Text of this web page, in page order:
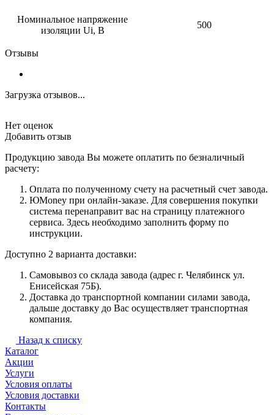
Номинальное напряжение
изоляции Ui, В
500
Отзывы
Загрузка отзывов...
Нет оценок
Добавить отзыв
Продукцию завода Вы можете оплатить по безналичный
расчету:
Оплата по полученному счету на расчетный счет завода.
ЮMoney при онлайн-заказе. Для совершения покупки
система перенаправит вас на страницу платежного
сервиса. Здесь необходимо заполнить форму по
инструкции.
Доступно 2 варианта доставки:
Самовывоз со склада завода (адрес г. Челябинск ул.
Енисейская 75Б).
Доставка до транспортной компании силами завода,
дальше доставку до Вас осуществляет транспортная
компания.
Назад к списку
Каталог
Акции
Услуги
Условия оплаты
Условия доставки
Контакты